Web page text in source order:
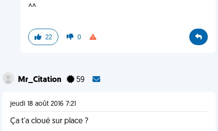
^^
22 0
Mr_Citation 59
jeudi 18 août 2016 7:21
Ça t'a cloué sur place ?